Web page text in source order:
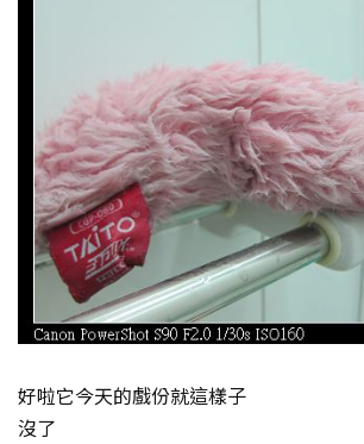
好啦它今天的戲份就這樣子
沒了